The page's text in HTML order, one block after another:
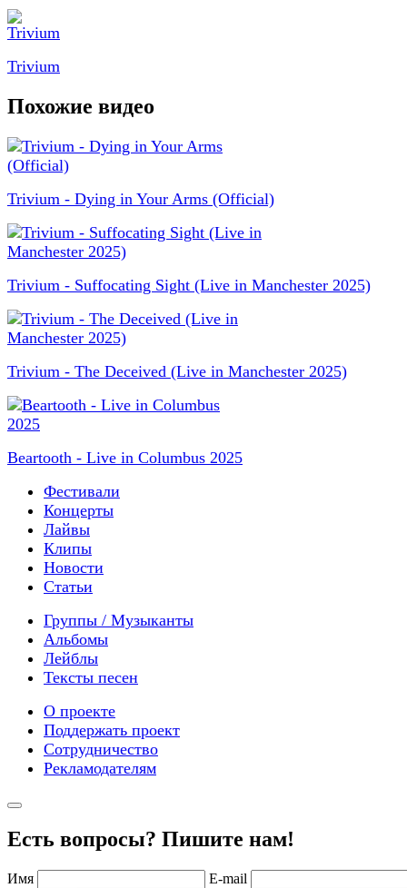
Trivium
Похожие видео
Trivium - Dying in Your Arms (Official)
Trivium - Suffocating Sight (Live in Manchester 2025)
Trivium - The Deceived (Live in Manchester 2025)
Beartooth - Live in Columbus 2025
Фестивали
Концерты
Лайвы
Клипы
Новости
Статьи
Группы / Музыканты
Альбомы
Лейблы
Тексты песен
О проекте
Поддержать проект
Сотрудничество
Рекламодателям
Есть вопросы? Пишите нам!
Имя E-mail